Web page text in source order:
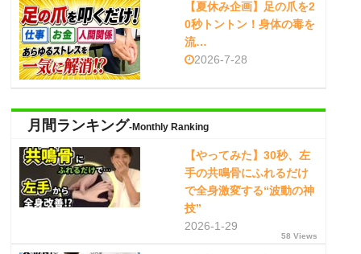
【夏休み企画】足の爪を2
0秒トントン！身体の毒を
流…
2026-7-28
月間ランキング-Monthly Ranking
【やってみた】30秒、左
手の共鳴骨にふれるだけ
で全身激変する“波動の神
技”
2026-1-29
58 Views